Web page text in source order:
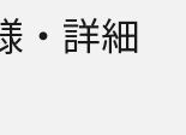
・詳細